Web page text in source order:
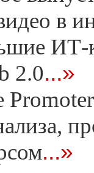
в
ИТ-
2.0...»
...»